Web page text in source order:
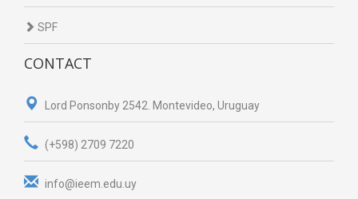
SPF
CONTACT
Lord Ponsonby 2542. Montevideo, Uruguay
(+598) 2709 7220
info@ieem.edu.uy